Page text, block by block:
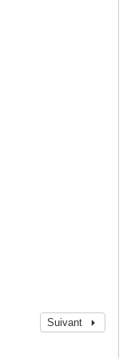
Suivant